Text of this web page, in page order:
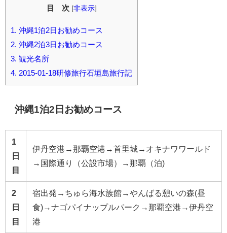
目 次 [非表示]
1.
沖縄1泊2日お勧めコース
2. 沖縄2泊3日お勧めコース
3. 観光名所
4. 2015-01-18研修旅行石垣島旅行記
沖縄1泊2日お勧めコース
1
日
目
伊丹空港→那覇空港→首里城→オキナワワールド
→国際通り（公設市場）→那覇（泊)
2
日
目
宿出発→ちゅら海水族館→やんばる憩いの森(昼
食)→ナゴパイナップルパーク→那覇空港→伊丹空
港